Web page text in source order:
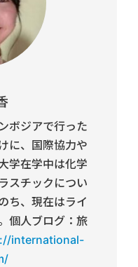
ボジアで行った
に、国際協力や
学在学中は化学
スチックについ
ち、現在はライ
個人ブログ：旅
international-